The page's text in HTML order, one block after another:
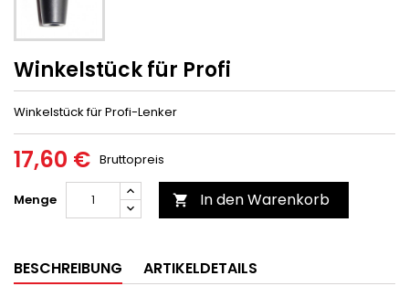
Winkelstück für Profi
Winkelstück für Profi-Lenker
17,60 € Bruttopreis
Menge  In den Warenkorb
BESCHREIBUNG ARTIKELDETAILS